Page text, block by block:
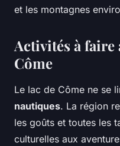
et les montagnes
Activités à faire
Côme
Le lac de Côme ne se
nautiques. La région
les goûts et toutes les
culturelles aux